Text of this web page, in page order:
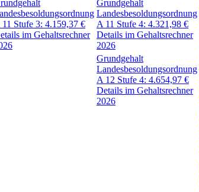
Stufe 3: 4.159,37 €
im Gehaltsrechner
Grundgehalt
Landesbesoldungsordnung
A 11 Stufe 4: 4.321,98 €
Details im Gehaltsrechner
2026
Grundgehalt
Landesbesoldungsordnung
A 12 Stufe 4: 4.654,97 €
Details im Gehaltsrechner
2026